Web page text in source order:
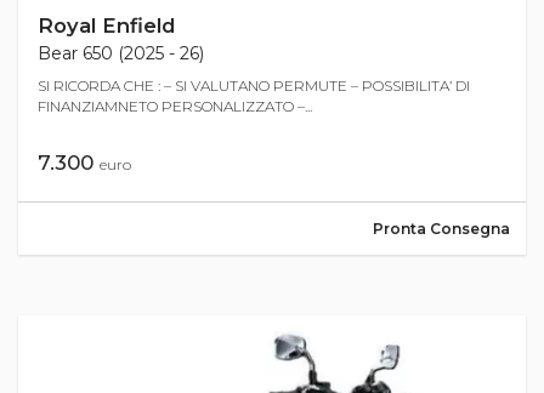
Royal Enfield
Bear 650 (2025 - 26)
SI RICORDA CHE : – SI VALUTANO PERMUTE – POSSIBILITA’ DI
FINANZIAMNETO PERSONALIZZATO –...
7.300 euro
Pronta Consegna